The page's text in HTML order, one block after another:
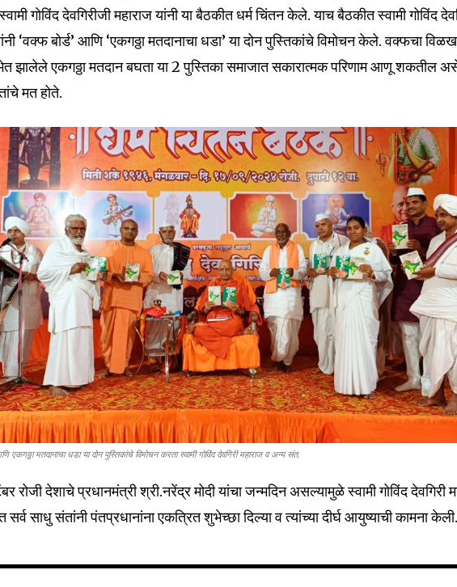
our community of
and be part
conversation.
simply enter your email address on our website or click
button below. Don't worry, we respect your privacy and
your inbox. Your information is safe with us.
I've
6,300 32,111
Followers
गोविंद देवगिरीजी महाराज यांनी या बैठकीत धर्म चिंतन केले. याच बैठकीत स्वामी गोविंद
‘वक्फ बोर्ड’ आणि ‘एकगठ्ठा मतदानाचा धडा’ या दोन पुस्तिकांचे विमोचन केले. वक्फचा
झालेले एकगठ्ठा मतदान बघता या 2 पुस्तिका समाजात सकारात्मक परिणाम आणू शकतील
मत होते.
एकगठ्ठा मतदानाचा धडा या दोन पुस्तिकांचे विमोचन करता स्वामी गोविंद देवगिरी महाराज व अन्य संत.
रोजी देशाचे प्रधानमंत्री श्री.नरेंद्र मोदी यांचा जन्मदिन असल्यामुळे स्वामी गोविंद देवगिरी
सर्व साधु संतांनी पंतप्रधानांना एकत्रित शुभेच्छा दिल्या व त्यांच्या दीर्घ आयुष्याची कामना केली.